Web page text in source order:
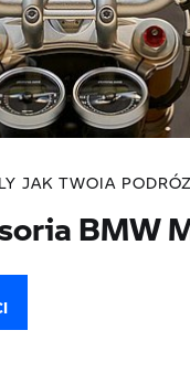
JAK TWOIA PODRÓZ
BMW